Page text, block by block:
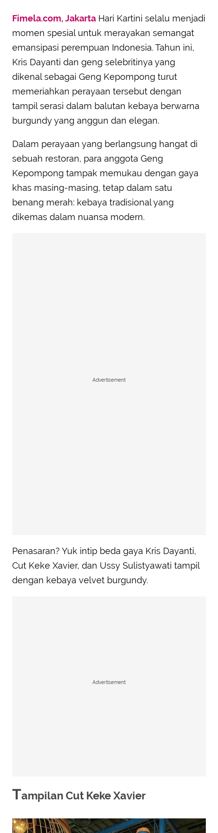
Fimela.com, Jakarta Hari Kartini selalu menjadi
momen spesial untuk merayakan semangat
emansipasi perempuan Indonesia. Tahun ini,
Kris Dayanti dan geng selebritinya yang
dikenal sebagai Geng Kepompong turut
memeriahkan perayaan tersebut dengan
tampil serasi dalam balutan kebaya berwarna
burgundy yang anggun dan elegan.
Dalam perayaan yang berlangsung hangat di
sebuah restoran, para anggota Geng
Kepompong tampak memukau dengan gaya
khas masing-masing, tetap dalam satu
benang merah: kebaya tradisional yang
dikemas dalam nuansa modern.
Advertisement
Penasaran? Yuk intip beda gaya Kris Dayanti,
Cut Keke Xavier, dan Ussy Sulistyawati tampil
dengan kebaya velvet burgundy.
Advertisement
Tampilan Cut Keke Xavier